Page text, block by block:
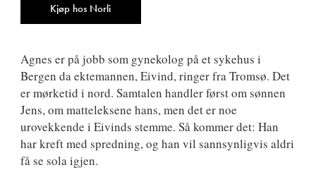
Kjøp hos Norli
Agnes er på jobb som gynekolog på et sykehus i
Bergen da ektemannen, Eivind, ringer fra Tromsø. Det
er mørketid i nord. Samtalen handler først om sønnen
Jens, om matteleksene hans, men det er noe
urovekkende i Eivinds stemme. Så kommer det: Han
har kreft med spredning, og han vil sannsynligvis aldri
få se sola igjen.